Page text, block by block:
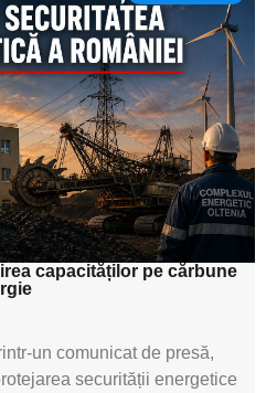
textul pentru
aici
aici
aici
subti
capacităților pe cărbune
un comunicat de presă,
securității energetice